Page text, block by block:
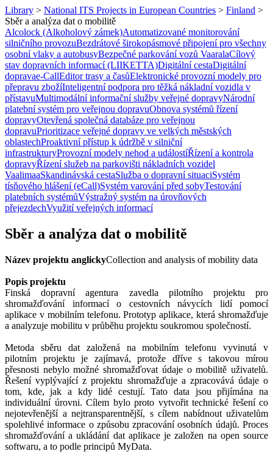
Library > National ITS Projects in European Countries > Finland >
Sběr a analýza dat o mobilitě
Alcolock (Alkoholový zámek)Automatizované monitorování
silničního provozuBezdrátové širokopásmové připojení pro všechny
osobní vlaky a autobusyBezpečné parkování vozů VaaralaCílový
stav dopravních informací (LIIKETTA)Digitální cestaDigitální
dopravae-CallEditor trasy a časůElektronické provozní modely pro
přepravu zbožíInteligentní podpora pro těžká nákladní vozidla v
přístavuMultimodální informační služby veřejné dopravyNárodní
platební systém pro veřejnou dopravuObnova systémů řízení
dopravyOtevřená společná databáze pro veřejnou
dopravuPrioritizace veřejné dopravy ve velkých městských
oblastechProaktivní přístup k údržbě v silniční
infrastrukturyProvozní modely nehod a událostíŘízení a kontrola
dopravyŘízení služeb na parkovišti nákladních vozidel
VaalimaaSkandinávská cestaSlužba o dopravní situaciSystém
tísňového hlášení (eCall)Systém varování před sobyTestování
platebních systémůVýstražný systém na úrovňových
přejezdechVyužití veřejných informací
Sběr a analýza dat o mobilitě
Název projektu anglickyCollection and analysis of mobility data
Popis projektu
Finská dopravní agentura zavedla pilotního projektu pro
shromažďování informací o cestovních návycích lidí pomocí
aplikace v mobilním telefonu. Prototyp aplikace, která shromažďuje
a analyzuje mobilitu v průběhu projektu soukromou společností.
Metoda sběru dat založená na mobilním telefonu vyvinutá v
pilotním projektu je zajímavá, protože dříve s takovou mírou
přesnosti nebylo možné shromažďovat údaje o mobilitě uživatelů.
Řešení vyplývající z projektu shromažďuje a zpracovává údaje o
tom, kde, jak a kdy lidé cestují. Tato data jsou přijímána na
individuální úrovni. Cílem bylo proto vytvořit technické řešení co
nejotevřenější a nejtransparentnější, s cílem nabídnout uživatelům
spolehlivé informace o způsobu zpracování osobních údajů. Proces
shromažďování a ukládání dat aplikace je založen na open source
softwaru, a to podle principů MyData.